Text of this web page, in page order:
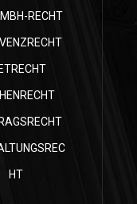
RECHT
HT